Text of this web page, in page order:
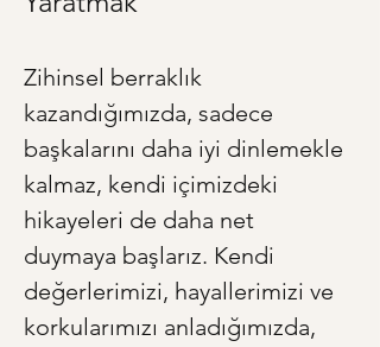
Zihinsel berraklık
kazandığımızda, sadece
başkalarını daha iyi dinlemekle
kalmaz, kendi içimizdeki
hikayeleri de daha net
duymaya başlarız. Kendi
değerlerimizi, hayallerimizi ve
korkularımızı anladığımızda,